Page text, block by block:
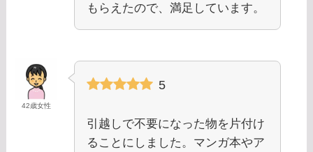
もらえたので、満足しています。
42歳女性
5
引越しで不要になった物を片付け
ることにしました。マンガ本やア